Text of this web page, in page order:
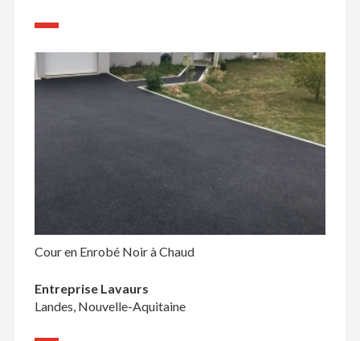
Cour en Enrobé Noir à Chaud
Entreprise Lavaurs
Landes, Nouvelle-Aquitaine